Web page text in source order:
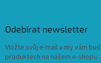
Odebírat newsletter
Vložte svůj e-mail a my vám
produktech na našem e-shopu.